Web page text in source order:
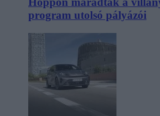
program utolsó pályázói